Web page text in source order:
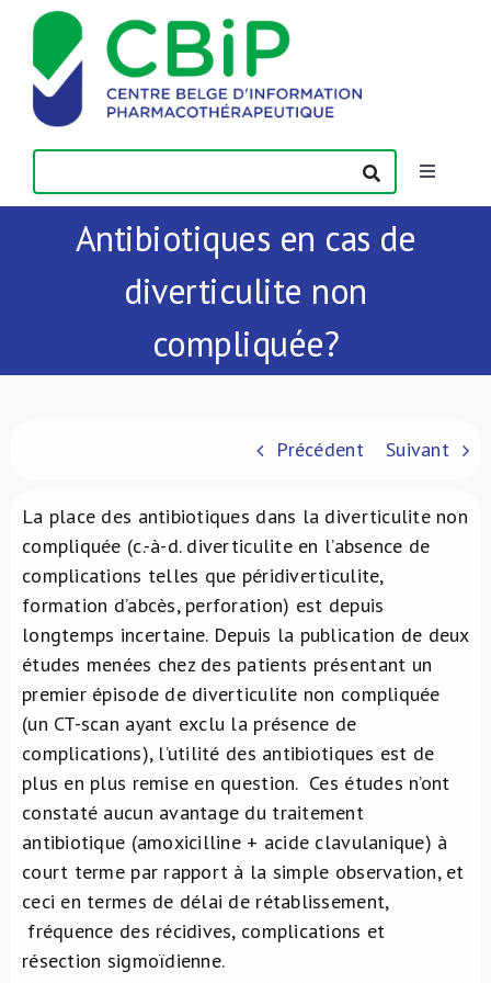
Passer
contenu
Toggle
Actualités
Formations
À propos de nous
Antibiotiques en cas de
diverticulite non
compliquée?
Précédent Suivant
La place des antibiotiques dans la diverticulite non
compliquée (c.-à-d. diverticulite en l’absence de
complications telles que péridiverticulite,
formation d’abcès, perforation) est depuis
longtemps incertaine. Depuis la publication de deux
études menées chez des patients présentant un
premier épisode de diverticulite non compliquée
(un CT-scan ayant exclu la présence de
complications), l’utilité des antibiotiques est de
plus en plus remise en question. Ces études n’ont
constaté aucun avantage du traitement
antibiotique (amoxicilline + acide clavulanique) à
court terme par rapport à la simple observation, et
ceci en termes de délai de rétablissement,
fréquence des récidives, complications et
résection sigmoïdienne.